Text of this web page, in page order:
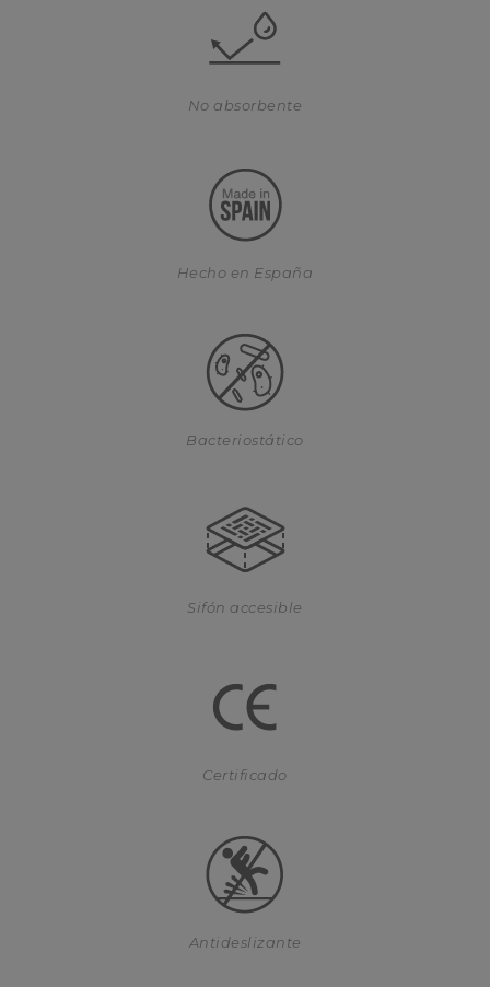
No absorbente
Hecho en España
Bacteriostático
Sifón accesible
Certificado
Antideslizante